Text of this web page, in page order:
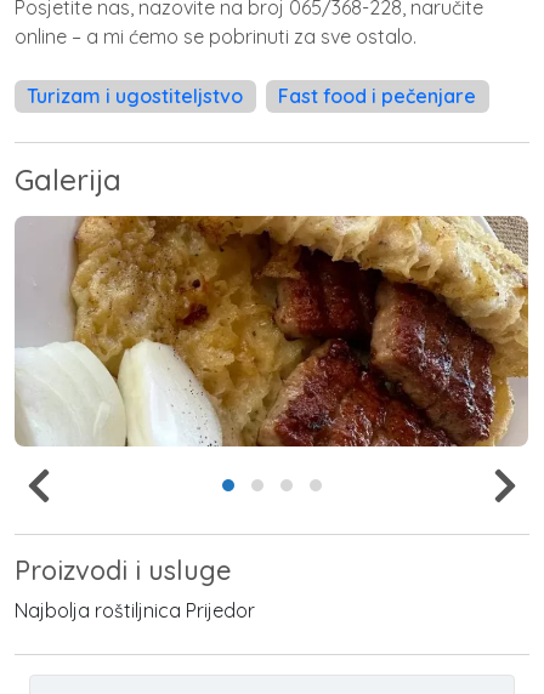
Posjetite nas, nazovite na broj 065/368-228, naručite
online – a mi ćemo se pobrinuti za sve ostalo.
Turizam i ugostiteljstvo Fast food i pečenjare
Galerija
Proizvodi i usluge
Najbolja roštiljnica Prijedor